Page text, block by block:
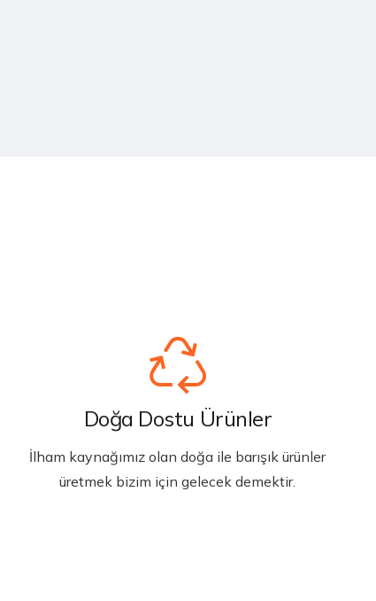
Doğa Dostu Ürünler
İlham kaynağımız olan doğa ile barışık ürünler
üretmek bizim için gelecek demektir.